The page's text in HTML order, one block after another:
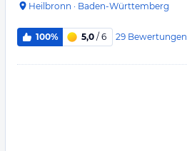
Heilbronn · Baden-Württemberg
100% 5,0 / 6 29 Bewertungen